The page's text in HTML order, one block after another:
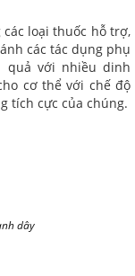
loại thuốc hỗ trợ,
các tác dụng phụ
quả với nhiều dinh
cơ thể với chế độ
tích cực của chúng.
dây